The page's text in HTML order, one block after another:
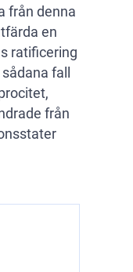
från denna
en
ratificering
fall
från